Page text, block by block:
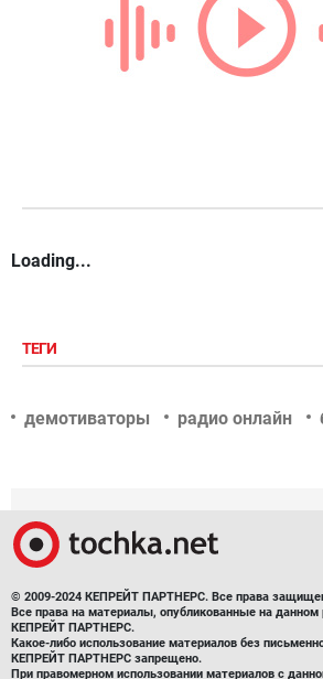
Loading...
ТЕГИ
демотиваторы радио онлайн
© 2009-2024 КЕПРЕЙТ ПАРТНЕРС. Все права
Все права на материалы, опубликованные на данном
КЕПРЕЙТ ПАРТНЕРС.
Какое-либо использование материалов без
КЕПРЕЙТ ПАРТНЕРС запрещено.
При правомерном использовании материалов с